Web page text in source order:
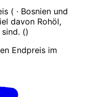
( · Bosnien und
davon Rohöl,
()
Endpreis im